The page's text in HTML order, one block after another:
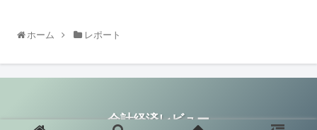
ホーム レポート
会計経済レビュー